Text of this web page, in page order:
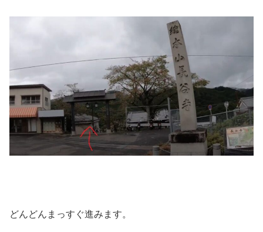
どんどんまっすぐ進みます。